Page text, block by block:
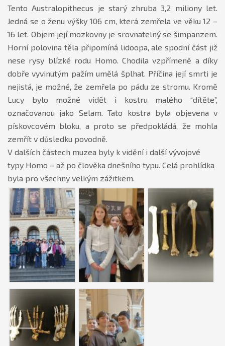
Tento Australopithecus je starý zhruba 3,2 miliony let.
Jedná se o ženu výšky 106 cm, která zemřela ve věku 12 –
16 let. Objem její mozkovny je srovnatelný se šimpanzem.
Horní polovina těla připomíná lidoopa, ale spodní část již
nese rysy blízké rodu Homo. Chodila vzpřímeně a díky
dobře vyvinutým pažím umělá šplhat. Příčina její smrti je
nejistá, je možné, že zemřela po pádu ze stromu. Kromě
Lucy bylo možné vidět i kostru malého “dítěte”,
označovanou jako Selam. Tato kostra byla objevena v
pískovcovém bloku, a proto se předpokládá, že mohla
zemřít v důsledku povodně.
V dalších částech muzea byly k vidění i další vývojové
typy Homo – až po člověka dnešního typu. Celá prohlídka
byla pro všechny velkým zážitkem.